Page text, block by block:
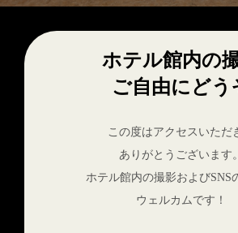
ホテル館内の
ご自由にどう
この度はアクセスいただ
ありがとうございます。
ホテル館内の撮影およびSNS
ウェルカムです！